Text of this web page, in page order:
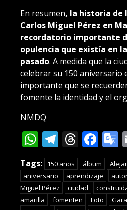
En resumen, la historia de
Carlos Miguel Pérez en
recordatorio importante
opulencia que existía en
pasado. A medida que la
celebrar su 150 aniversario
importante que se
fomente la identidad y el
NMDQ
WhatsApp
Tags: 150 años álbum
aniversario
aprendizaje
Miguel Pérez
ciudad
amarilla
fomenten Foto